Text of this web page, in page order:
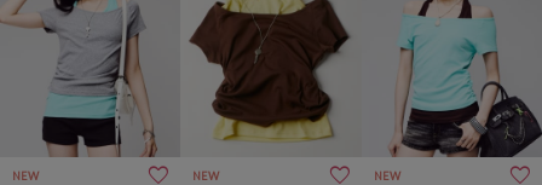
NEW NEW NEW